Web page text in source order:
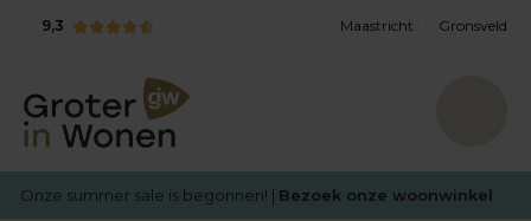
9,3 Maastricht Gronsveld
Onze summer sale is begonnen! | Bezoek onze woonwinkel